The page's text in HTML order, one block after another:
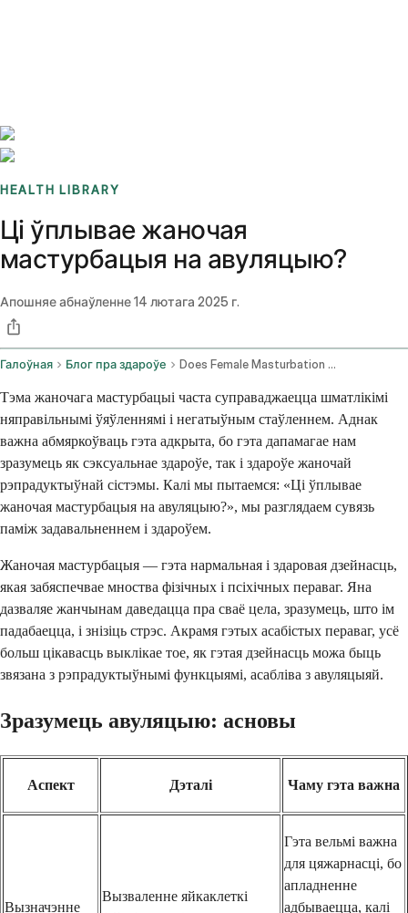
HEALTH LIBRARY
Ці ўплывае жаночая
мастурбацыя на авуляцыю?
Апошняе абнаўленне14 лютага 2025 г.
Галоўная Блог пра здароўе Does Female Masturbation Affect Ovulation
Тэма жаночага мастурбацыі часта суправаджаецца шматлікімі
няправільнымі ўяўленнямі і негатыўным стаўленнем. Аднак
важна абмяркоўваць гэта адкрыта, бо гэта дапамагае нам
зразумець як сэксуальнае здароўе, так і здароўе жаночай
рэпрадуктыўнай сістэмы. Калі мы пытаемся: «Ці ўплывае
жаночая мастурбацыя на авуляцыю?», мы разглядаем сувязь
паміж задавальненнем і здароўем.
Жаночая мастурбацыя — гэта нармальная і здаровая дзейнасць,
якая забяспечвае мноства фізічных і псіхічных пераваг. Яна
дазваляе жанчынам даведацца пра сваё цела, зразумець, што ім
падабаецца, і знізіць стрэс. Акрамя гэтых асабістых пераваг, усё
больш цікавасць выклікае тое, як гэтая дзейнасць можа быць
звязана з рэпрадуктыўнымі функцыямі, асабліва з авуляцыяй.
Зразумець авуляцыю: асновы
Аспект Дэталі Чаму гэта важна
Вызначэнне
Вызваленне яйкаклеткі
Гэта вельмі важна
для цяжарнасці, бо
апладненне
адбываецца, калі